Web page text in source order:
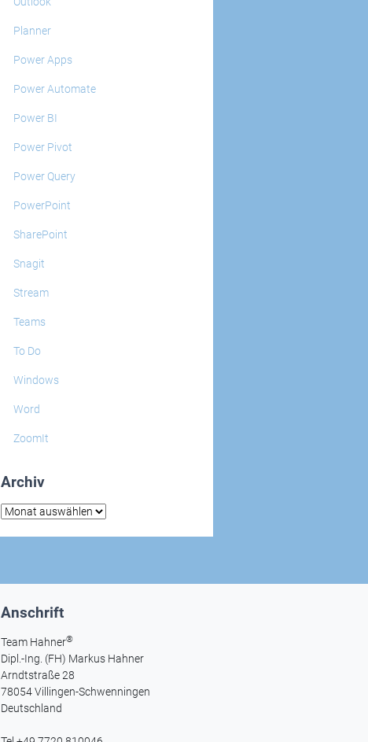
Planner
Power Apps
Power Automate
Power BI
Power Pivot
Power Query
PowerPoint
SharePoint
Snagit
Stream
Teams
To Do
Windows
Word
ZoomIt
Archiv
Archiv
Anschrift
Team Hahner®
Dipl.-Ing. (FH) Markus Hahner
Arndtstraße 28
78054 Villingen-Schwenningen
Deutschland